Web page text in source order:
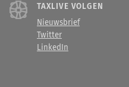
TAXLIVE VOLGEN
Nieuwsbrief
Twitter
LinkedIn